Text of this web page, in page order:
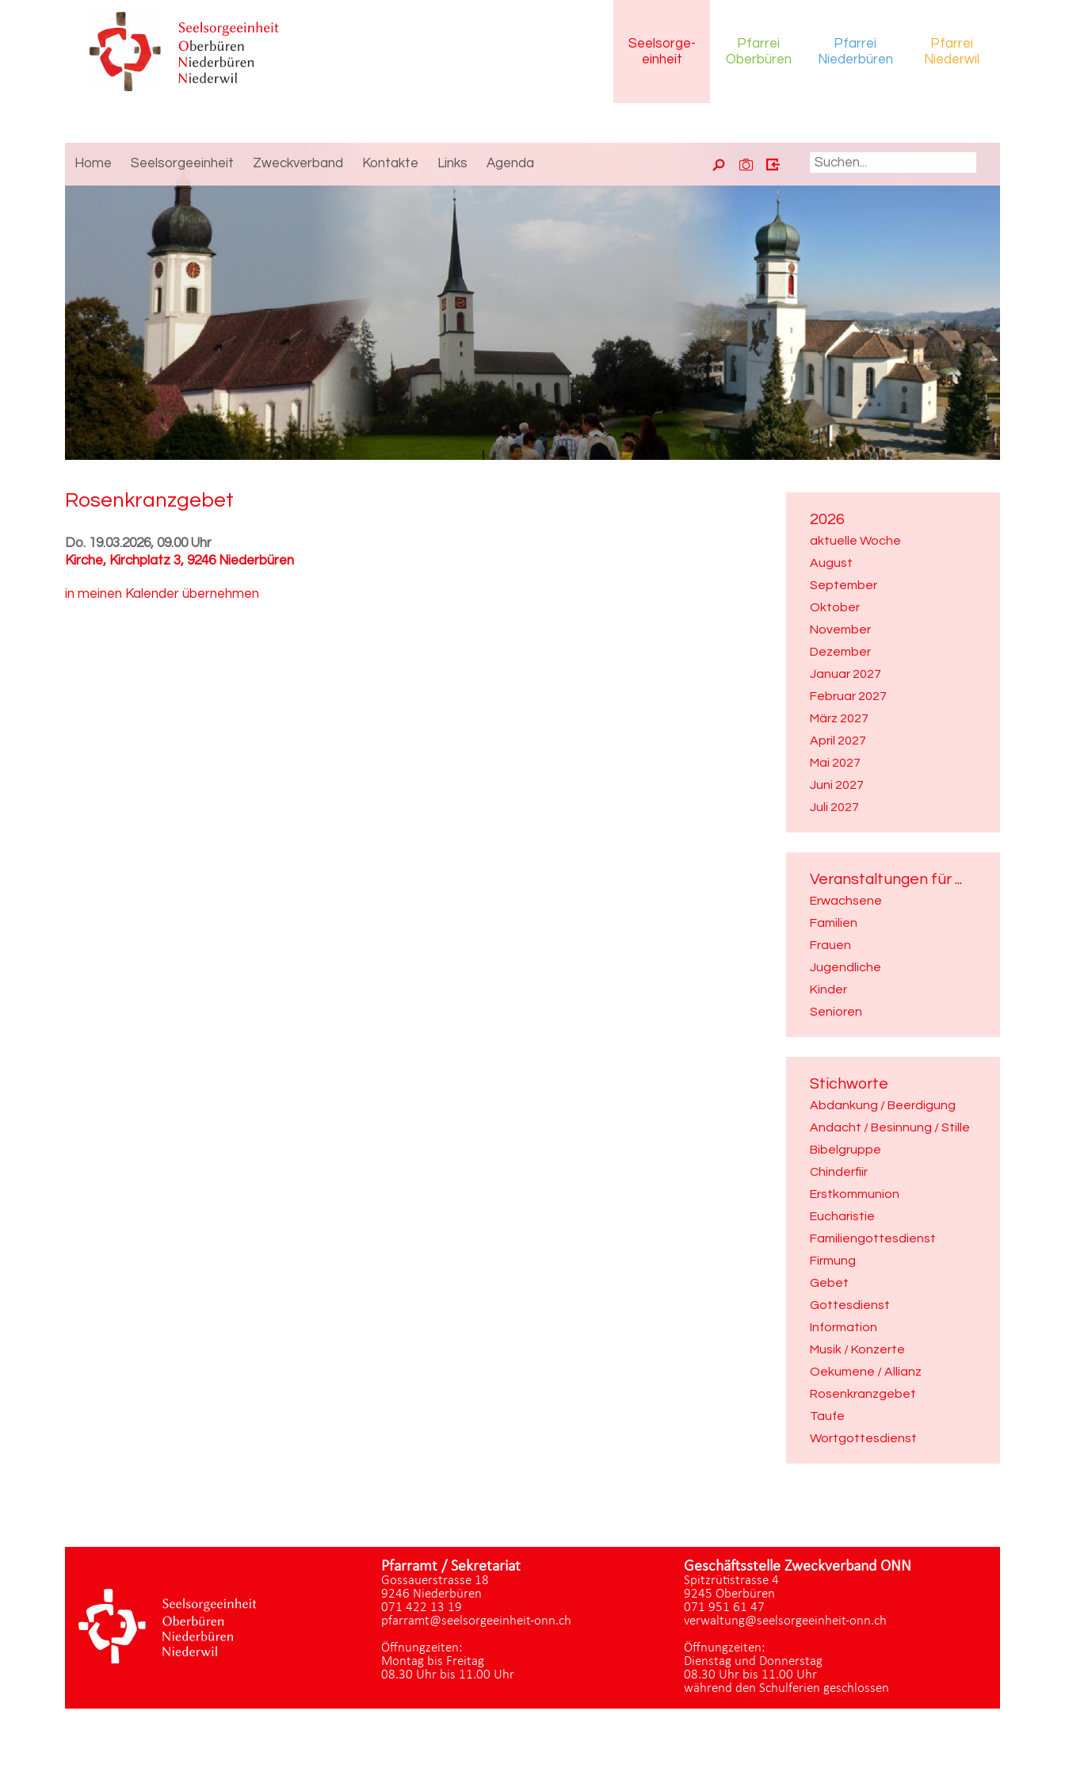
Seelsorge-
einheit
Pfarrei
Oberbüren
Pfarrei
Niederbüren
Pfarrei
Niederwil
Home Seelsorgeeinheit Zweckverband Kontakte Links Agenda
2026
aktuelle Woche
August
September
Oktober
November
Dezember
Januar 2027
Februar 2027
März 2027
April 2027
Mai 2027
Juni 2027
Juli 2027
Veranstaltungen für ...
Erwachsene
Familien
Frauen
Jugendliche
Kinder
Senioren
Stichworte
Abdankung / Beerdigung
Andacht / Besinnung / Stille
Bibelgruppe
Chinderfiir
Erstkommunion
Eucharistie
Familiengottesdienst
Firmung
Gebet
Gottesdienst
Information
Musik / Konzerte
Oekumene / Allianz
Rosenkranzgebet
Taufe
Wortgottesdienst
Ro­sen­kranz­ge­bet
Do. 19.03.2026, 09.00 Uhr
Kirche, Kirchplatz 3, 9246 Niederbüren
in meinen Kalender übernehmen
Pfarramt / Sekretariat
Gossauerstrasse 18
9246 Niederbüren
071 422 13 19
pfarramt@seelsorgeeinheit-onn.ch
Öffnungzeiten:
Montag bis Freitag
08.30 Uhr bis 11.00 Uhr
Geschäftsstelle Zweckverband ONN
Spitzrütistrasse 4
9245 Oberbüren
071 951 61 47
verwaltung@seelsorgeeinheit-onn.ch
Öffnungzeiten:
Dienstag und Donnerstag
08.30 Uhr bis 11.00 Uhr
während den Schulferien geschlossen